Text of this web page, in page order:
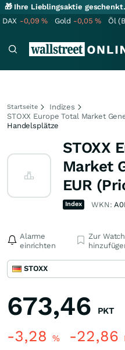
🎁 Ihre Lieblingsaktie
DAX -0,09% Gold -0,05% Öl
Startseite
Indizes
STOXX Europe Total Market
Handelsplätze
STOXX
Market
EUR
Index WKN:
Alarme
einrichten
Zur
STOXX
673,46 PKT
-3,28 % -22,86